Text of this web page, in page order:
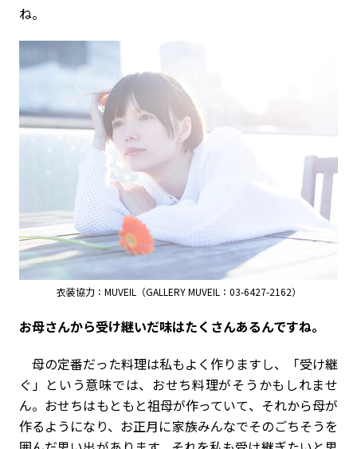
ね。
衣装協力：MUVEIL（GALLERY MUVEIL：03-6427-2162）
――お母さんから受け継いだ味はたくさんあるんですね。
母の定番だった料理は私もよく作りますし、「受け継
ぐ」という意味では、おせち料理がそうかもしれませ
ん。おせちはもともと祖母が作っていて、それから母が
作るようになり、お正月に家族みんなでそのごちそうを